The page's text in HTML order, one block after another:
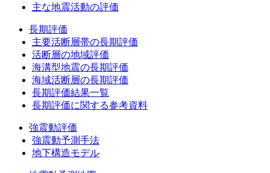
主な地震活動の評価
長期評価
主要活断層帯の長期評価
活断層の地域評価
海溝型地震の長期評価
海域活断層の長期評価
長期評価結果一覧
長期評価に関する参考資料
強震動評価
強震動予測手法
地下構造モデル